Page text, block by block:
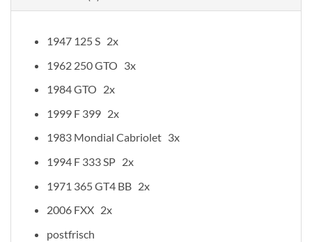
1947 125 S 2x
1962 250 GTO 3x
1984 GTO 2x
1999 F 399 2x
1983 Mondial Cabriolet 3x
1994 F 333 SP 2x
1971 365 GT4 BB 2x
2006 FXX 2x
postfrisch